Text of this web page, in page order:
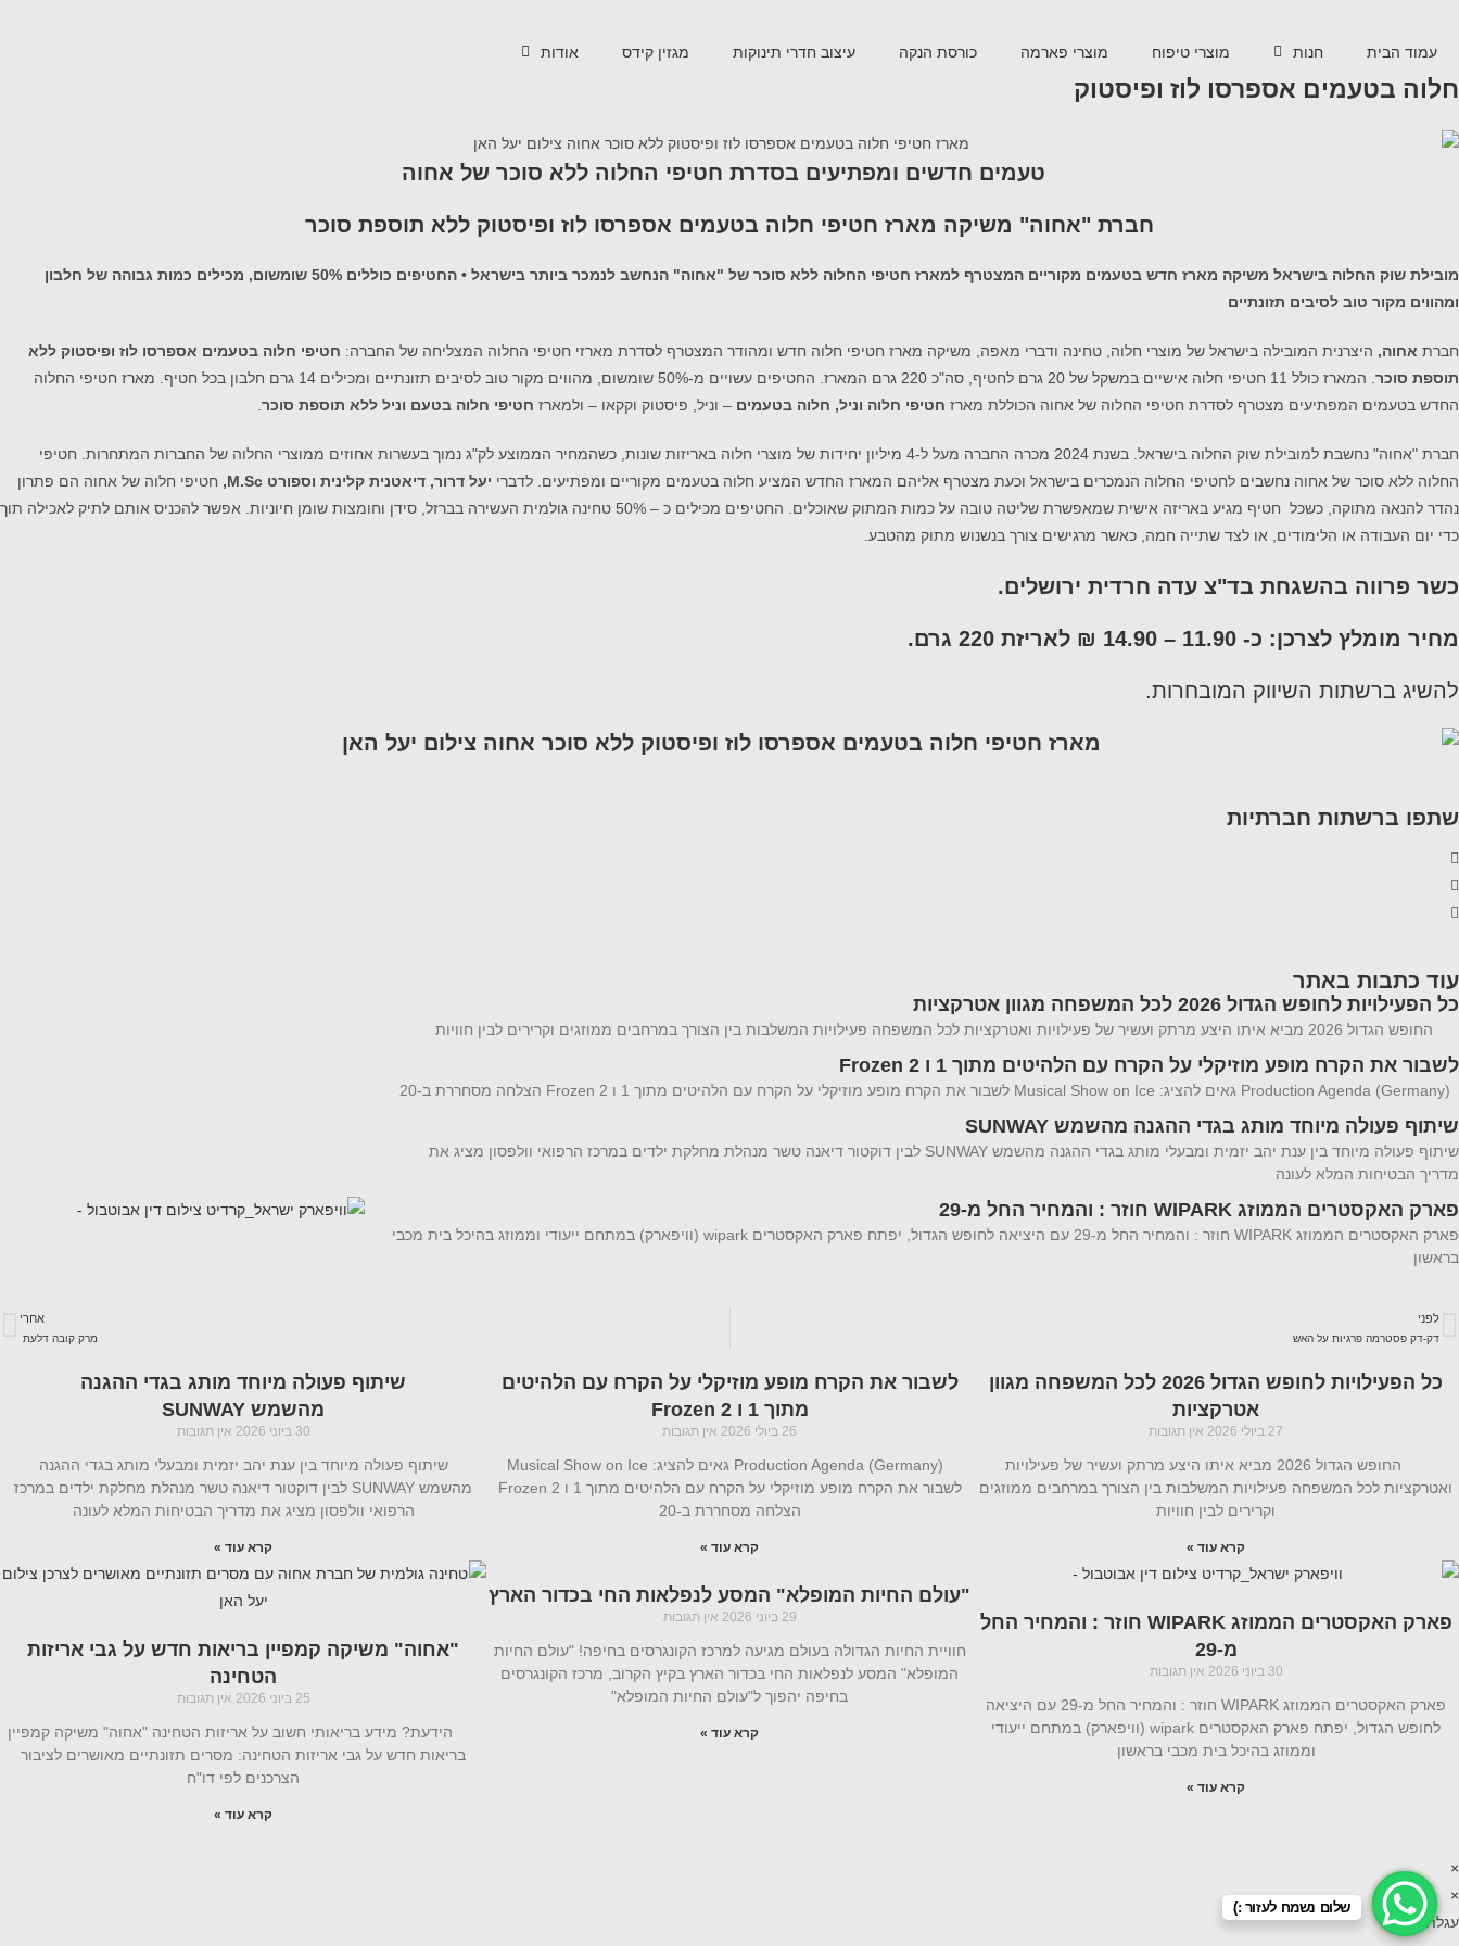
עמוד הבית חנות מוצרי טיפוח מוצרי פארמה כורסת הנקה עיצוב חדרי תינוקות מגזין קידס אודות
חלוה בטעמים אספרסו לוז ופיסטוק
טעמים חדשים ומפתיעים בסדרת חטיפי החלוה ללא סוכר של אחוה
חברת "אחוה" משיקה מארז חטיפי חלוה בטעמים אספרסו לוז ופיסטוק ללא תוספת סוכר
מובילת שוק החלוה בישראל משיקה מארז חדש בטעמים מקוריים המצטרף למארז חטיפי החלוה ללא סוכר של "אחוה" הנחשב לנמכר ביותר בישראל • החטיפים כוללים 50% שומשום, מכילים כמות גבוהה של חלבון
ומהווים מקור טוב לסיבים תזונתיים
חברת אחוה, היצרנית המובילה בישראל של מוצרי חלוה, טחינה ודברי מאפה, משיקה מארז חטיפי חלוה חדש ומהודר המצטרף לסדרת מארזי חטיפי החלוה המצליחה של החברה: חטיפי חלוה בטעמים אספרסו לוז ופיסטוק ללא
תוספת סוכר . המארז כולל 11 חטיפי חלוה אישיים במשקל של 20 גרם לחטיף, סה"כ 220 גרם המארז. החטיפים עשויים מ-50% שומשום, מהווים מקור טוב לסיבים תזונתיים ומכילים 14 גרם חלבון בכל חטיף.
מארז חטיפי החלוה
החדש בטעמים המפתיעים מצטרף לסדרת חטיפי החלוה של אחוה הכוללת מארז חטיפי חלוה וניל, חלוה בטעמים – וניל, פיסטוק וקקאו – ולמארז חטיפי חלוה בטעם וניל ללא תוספת סוכר
חברת "אחוה" נחשבת למובילת שוק החלוה בישראל. בשנת 2024 מכרה החברה מעל ל-4 מיליון יחידות של מוצרי חלוה באריזות שונות, כשהמחיר הממוצע לק"ג נמוך בעשרות אחוזים ממוצרי החלוה של החברות המתחרות. חטיפי
החלוה ללא סוכר של אחוה נחשבים לחטיפי החלוה הנמכרים בישראל וכעת מצטרף אליהם המארז החדש המציע חלוה בטעמים מקוריים ומפתיעים. לדברי יעל דרור, דיאטנית קלינית וספורט M.Sc,
חטיפי חלוה של אחוה הם פתרון
נהדר להנאה מתוקה, כשכל חטיף מגיע באריזה אישית שמאפשרת שליטה טובה על כמות המתוק שאוכלים. החטיפים מכילים כ – 50% טחינה גולמית העשירה בברזל, סידן וחומצות שומן חיוניות. אפשר להכניס אותם לתיק לאכילה תוך
כדי יום העבודה או הלימודים, או לצד שתייה חמה, כאשר מרגישים צורך בנשנוש מתוק מהטבע.
כשר פרווה בהשגחת בד"צ עדה חרדית ירושלים.
מחיר מומלץ לצרכן: כ- 11.90 – 14.90 ₪ לאריזת 220 גרם.
להשיג ברשתות השיווק המובחרות.
שתפו ברשתות חברתיות
עוד כתבות באתר
כל הפעילויות לחופש הגדול 2026 לכל המשפחה מגוון אטרקציות
החופש הגדול 2026 מביא איתו היצע מרתק ועשיר של פעילויות ואטרקציות לכל המשפחה פעילויות המשלבות בין הצורך במרחבים ממוזגים וקרירים לבין חוויות
לשבור את הקרח מופע מוזיקלי על הקרח עם הלהיטים מתוך 1 ו Frozen 2
שיתוף פעולה מיוחד מותג בגדי ההגנה מהשמש SUNWAY
שיתוף פעולה מיוחד בין ענת יהב יזמית ומבעלי מותג בגדי ההגנה מהשמש SUNWAY לבין דוקטור דיאנה טשר מנהלת מחלקת ילדים במרכז הרפואי וולפסון מציג את
מדריך הבטיחות המלא לעונה
פארק האקסטרים הממוזג WIPARK חוזר : והמחיר החל מ-29
פארק האקסטרים הממוזג WIPARK חוזר : והמחיר החל מ-29 עם היציאה לחופש הגדול, יפתח פארק האקסטרים wipark (וויפארק) במתחם ייעודי וממוזג בהיכל בית מכבי
בראשון
לפני
דק-דק פסטרמה פרגיות על האש
אחרי
מרק קובה דלעת
כל הפעילויות לחופש הגדול 2026 לכל המשפחה מגוון
אטרקציות
27 ביולי 2026 אין תגובות
החופש הגדול 2026 מביא איתו היצע מרתק ועשיר של פעילויות
ואטרקציות לכל המשפחה פעילויות המשלבות בין הצורך במרחבים ממוזגים
וקרירים לבין חוויות
קרא עוד »
לשבור את הקרח מופע מוזיקלי על הקרח עם הלהיטים
מתוך 1 ו Frozen 2
26 ביולי 2026 אין תגובות
Production Agenda (Germany) גאים להציג: Musical Show on Ice
לשבור את הקרח מופע מוזיקלי על הקרח עם הלהיטים מתוך 1 ו Frozen 2
הצלחה מסחררת ב-20
קרא עוד »
שיתוף פעולה מיוחד מותג בגדי ההגנה
מהשמש SUNWAY
30 ביוני 2026 אין תגובות
שיתוף פעולה מיוחד בין ענת יהב יזמית ומבעלי מותג בגדי ההגנה
מהשמש SUNWAY לבין דוקטור דיאנה טשר מנהלת מחלקת ילדים במרכז
הרפואי וולפסון מציג את מדריך הבטיחות המלא לעונה
קרא עוד »
פארק האקסטרים הממוזג WIPARK חוזר : והמחיר החל
מ-29
30 ביוני 2026 אין תגובות
פארק האקסטרים הממוזג WIPARK חוזר : והמחיר החל מ-29 עם היציאה
לחופש הגדול, יפתח פארק האקסטרים wipark (וויפארק) במתחם ייעודי
וממוזג בהיכל בית מכבי בראשון
קרא עוד »
"עולם החיות המופלא" המסע לנפלאות החי בכדור הארץ
29 ביוני 2026 אין תגובות
חוויית החיות הגדולה בעולם מגיעה למרכז הקונגרסים בחיפה! "עולם החיות
המופלא" המסע לנפלאות החי בכדור הארץ בקיץ הקרוב, מרכז הקונגרסים
בחיפה יהפוך ל"עולם החיות המופלא"
קרא עוד »
"אחוה" משיקה קמפיין בריאות חדש על גבי אריזות
הטחינה
25 ביוני 2026 אין תגובות
הידעת? מידע בריאותי חשוב על אריזות הטחינה "אחוה" משיקה קמפיין
בריאות חדש על גבי אריזות הטחינה: מסרים תזונתיים מאושרים לציבור
הצרכנים לפי דו"ח
קרא עוד »
שלום נשמח לעזור :)
×
×
עגלת קניות